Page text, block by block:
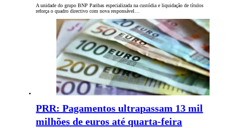
A unidade do grupo BNP Paribas especializada na custódia e liquidação de títulos
reforça o quadro directivo com nova responsável…
PRR: Pagamentos ultrapassam 13 mil
milhões de euros até quarta-feira